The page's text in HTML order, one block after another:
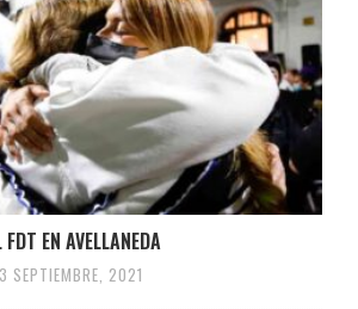
FDT EN AVELLANEDA
SEPTIEMBRE, 2021